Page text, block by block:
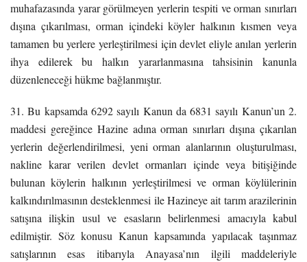
muhafazasında yarar görülmeyen yerlerin tespiti ve orman sınırları
dışına çıkarılması, orman içindeki köyler halkının kısmen veya
tamamen bu yerlere yerleştirilmesi için devlet eliyle anılan yerlerin
ihya edilerek bu halkın yararlanmasına tahsisinin kanunla
düzenleneceği hükme bağlanmıştır.
31. Bu kapsamda 6292 sayılı Kanun da 6831 sayılı Kanun’un 2.
maddesi gereğince Hazine adına orman sınırları dışına çıkarılan
yerlerin değerlendirilmesi, yeni orman alanlarının oluşturulması,
nakline karar verilen devlet ormanları içinde veya bitişiğinde
bulunan köylerin halkının yerleştirilmesi ve orman köylülerinin
kalkındırılmasının desteklenmesi ile Hazineye ait tarım arazilerinin
satışına ilişkin usul ve esasların belirlenmesi amacıyla kabul
edilmiştir. Söz konusu Kanun kapsamında yapılacak taşınmaz
satışlarının esas itibarıyla Anayasa’nın ilgili maddeleriyle